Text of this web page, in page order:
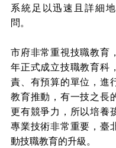
系統足以迅速且詳細
問。
市府非常重視技職教育
年正式成立技職教育科
責、有預算的單位，進
教育推動，有一技之長
更有競爭力，所以培養
專業技術非常重要，臺
動技職教育的升級。